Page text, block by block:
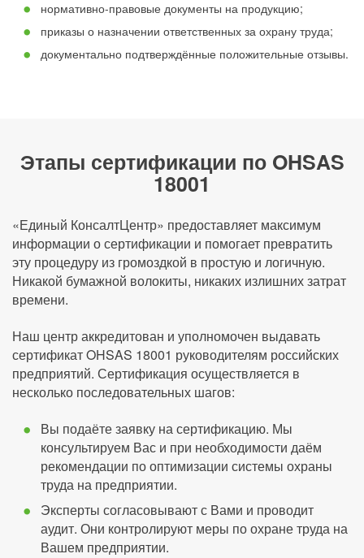
нормативно-правовые документы на продукцию;
приказы о назначении ответственных за охрану труда;
документально подтверждённые положительные отзывы.
Этапы сертификации по OHSAS
18001
«Единый КонсалтЦентр» предоставляет максимум
информации о сертификации и помогает превратить
эту процедуру из громоздкой в простую и логичную.
Никакой бумажной волокиты, никаких излишних затрат
времени.
Наш центр аккредитован и уполномочен выдавать
сертификат OHSAS 18001 руководителям российских
предприятий. Сертификация осуществляется в
несколько последовательных шагов:
Вы подаёте заявку на сертификацию. Мы
консультируем Вас и при необходимости даём
рекомендации по оптимизации системы охраны
труда на предприятии.
Эксперты согласовывают с Вами и проводит
аудит. Они контролируют меры по охране труда на
Вашем предприятии.